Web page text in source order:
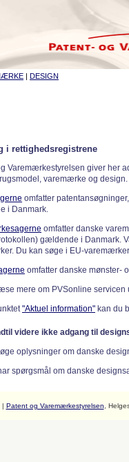
| DESIGN
i rettighedsregistrene
Varemærkestyrelsen giver her
varemærke og design.
omfatter
i Danmark.
omfatter danske
gældende i Danmark.
Du kan søge i EU-
omfatter danske mønster-
mere om PVSonline
"Aktuel information" kan du
videre ikke adgang til
oplysninger om danske
spørgsmål om danske
| Patent og Varemærkestyrelsen ,